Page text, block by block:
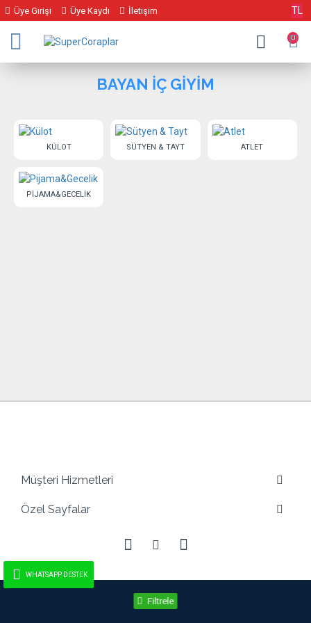
Üye Girişi Üye Kaydı İletişim TL
0
WHATSAPP DESTEK
BAYAN İÇ GİYİM
KÜLOT SÜTYEN & TAYT ATLET
PIJAMA&GECELIK
Müşteri Hizmetleri
Özel Sayfalar
Filtrele